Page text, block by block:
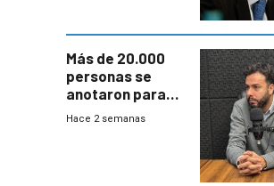
Más de 20.000
personas se
anotaron para
las pruebas
Hace 2 semanas